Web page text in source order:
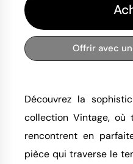
Offrir avec
Découvrez la
collection Vintage,
rencontrent en
pièce qui traverse le